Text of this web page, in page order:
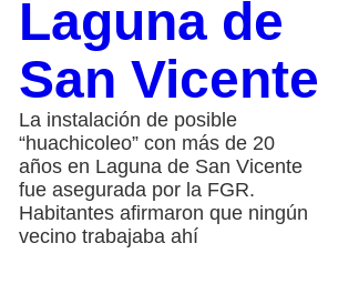
Laguna de
San Vicente
La instalación de posible
“huachicoleo” con más de 20
años en Laguna de San Vicente
fue asegurada por la FGR.
Habitantes afirmaron que ningún
vecino trabajaba ahí